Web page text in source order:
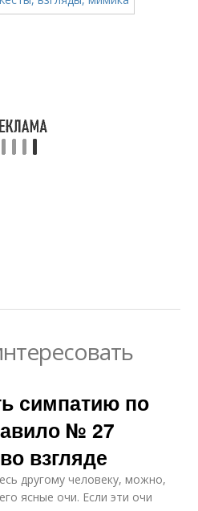
симпатию по
№ 27
взгляде
другому человеку, можно,
ясные очи. Если эти очи